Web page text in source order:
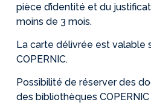
pièce d’identité et du
moins de 3 mois.
La carte délivrée est valable
COPERNIC.
Possibilité de réserver des
des bibliothèques